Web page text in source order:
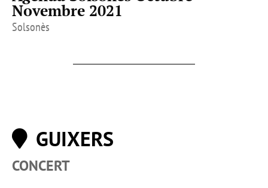
Novembre 2021
Solsonès
GUIXERS
CONCERT